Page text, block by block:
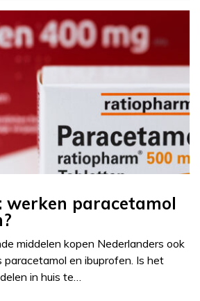
werken paracetamol
middelen kopen Nederlanders ook
paracetamol en ibuprofen. Is het
in huis te…